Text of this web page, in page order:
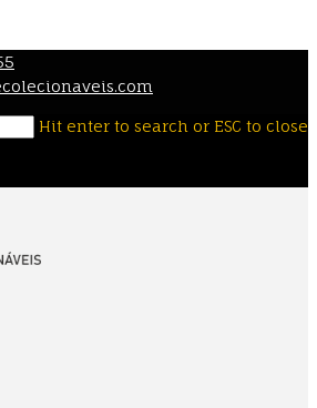
Hit enter to search or ESC to close